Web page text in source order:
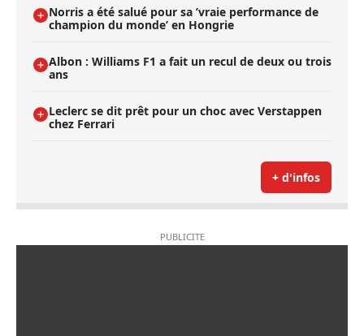
Norris a été salué pour sa ’vraie performance de
champion du monde’ en Hongrie
Albon : Williams F1 a fait un recul de deux ou trois
ans
Leclerc se dit prêt pour un choc avec Verstappen
chez Ferrari
+ d'infos